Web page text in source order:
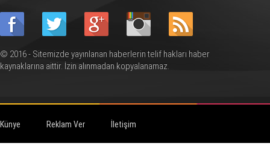
© 2016 - Sitemizde yayınlanan haberlerin telif hakları haber
kaynaklarına aittir. İzin alınmadan kopyalanamaz.
Künye Reklam Ver İletişim